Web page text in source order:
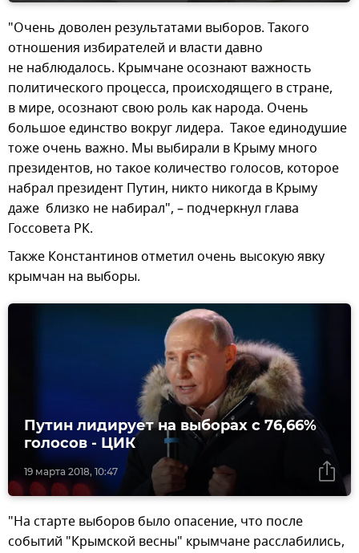
"Очень доволен результатами выборов. Такого
отношения избирателей и власти давно
не наблюдалось. Крымчане осознают важность
политического процесса, происходящего в стране,
в мире, осознают свою роль как народа. Очень
большое единство вокруг лидера. Такое единодушие
тоже очень важно. Мы выбирали в Крыму много
президентов, но такое количество голосов, которое
набрал президент Путин, никто никогда в Крыму
даже близко не набирал", – подчеркнул глава
Госсовета РК.
Также Константинов отметил очень высокую явку
крымчан на выборы.
19 марта 2018, 10:47
Путин лидирует на выборах с 76,66%
голосов - ЦИК
"На старте выборов было опасение, что после
событий "Крымской весны" крымчане расслабились,